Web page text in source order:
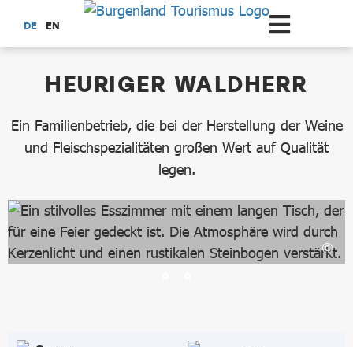
Zum Hauptinhalt springen
DE EN
HEURIGER WALDHERR
Ein Familienbetrieb, die bei der Herstellung der Weine
und Fleischspezialitäten großen Wert auf Qualität
legen.